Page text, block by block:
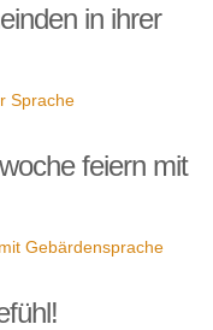
in ihrer
Sprache
feiern mit
Gebärdensprache